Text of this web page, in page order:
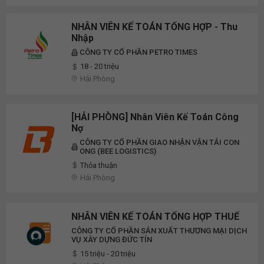
NHÂN VIÊN KẾ TOÁN TỔNG HỢP - Thu
Nhập
CÔNG TY CỔ PHẦN PETRO TIMES
18 - 20 triệu
Hải Phòng
[HẢI PHÒNG] Nhân Viên Kế Toán Công
Nợ
CÔNG TY CỔ PHẦN GIAO NHẬN VẬN TẢI CON
ONG (BEE LOGISTICS)
Thỏa thuận
Hải Phòng
NHÂN VIÊN KẾ TOÁN TỔNG HỢP THUẾ
CÔNG TY CỔ PHẦN SẢN XUẤT THƯƠNG MẠI DỊCH
VỤ XÂY DỰNG ĐỨC TÍN
15 triệu - 20 triệu